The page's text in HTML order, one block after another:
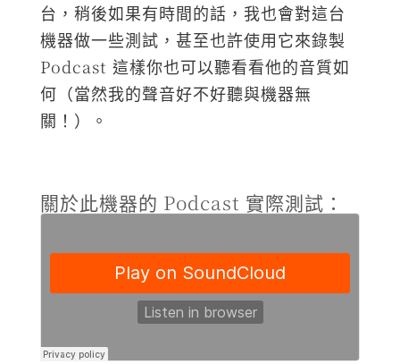
台，稍後如果有時間的話，我也會對這台
機器做一些測試，甚至也許使用它來錄製
Podcast 這樣你也可以聽看看他的音質如
何（當然我的聲音好不好聽與機器無
關！）。
關於此機器的 Podcast 實際測試：